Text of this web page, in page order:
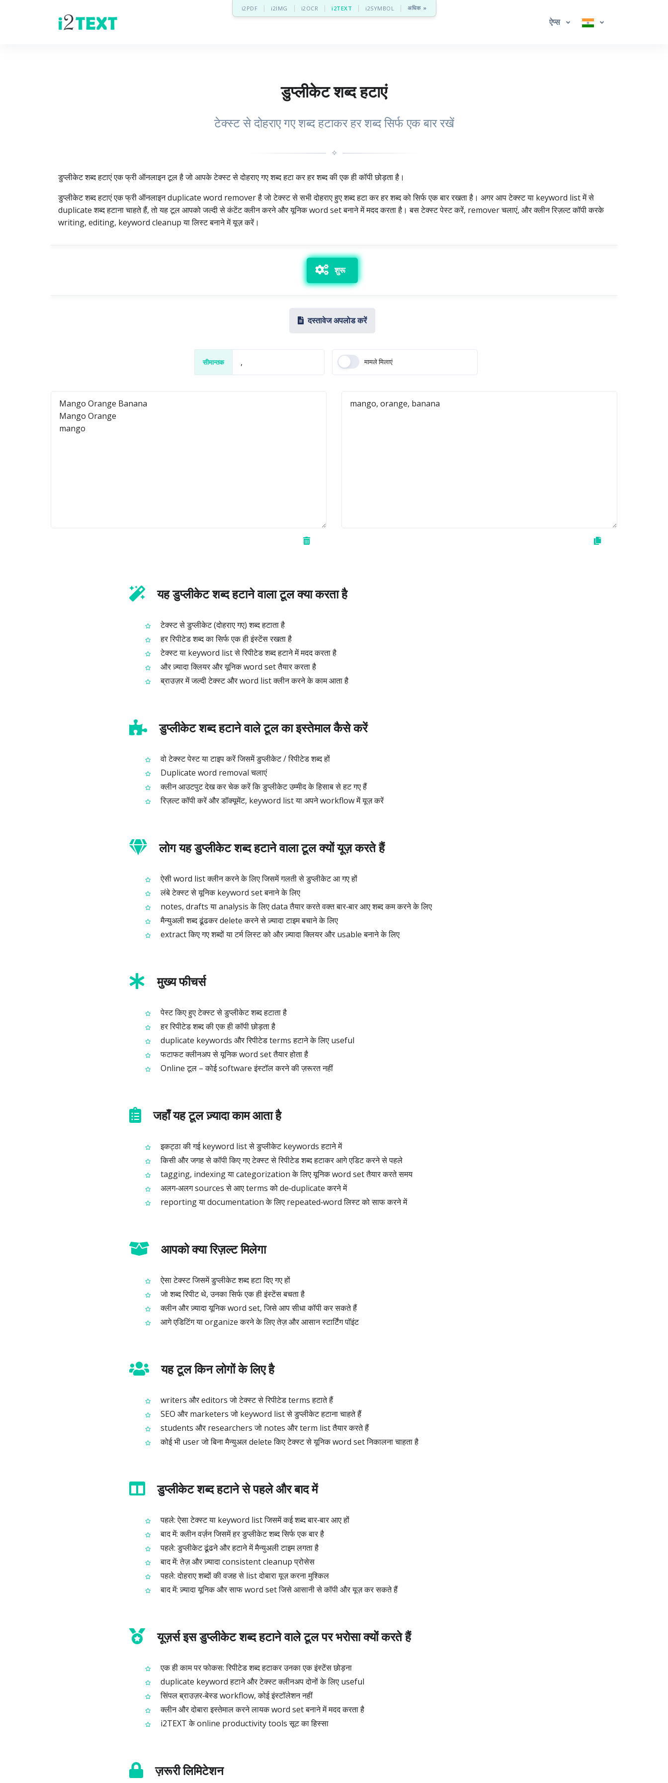
i2PDF i2IMG i2OCR i2TEXT i2SYMBOL अधिक »
ऐप्स
डुप्लीकेट शब्द हटाएं
टेक्स्ट से दोहराए गए शब्द हटाकर हर शब्द सिर्फ एक बार रखें
✧
डुप्लीकेट शब्द हटाएं एक फ्री ऑनलाइन टूल है जो आपके टेक्स्ट से दोहराए गए शब्द हटा कर हर शब्द की एक ही कॉपी छोड़ता है।
डुप्लीकेट शब्द हटाएं एक फ्री ऑनलाइन duplicate word remover है जो टेक्स्ट से सभी दोहराए हुए शब्द हटा कर हर शब्द को सिर्फ एक बार रखता है। अगर आप टेक्स्ट या keyword list में से
duplicate शब्द हटाना चाहते हैं, तो यह टूल आपको जल्दी से कंटेंट क्लीन करने और यूनिक word set बनाने में मदद करता है। बस टेक्स्ट पेस्ट करें, remover चलाएं, और क्लीन रिज़ल्ट कॉपी करके
writing, editing, keyword cleanup या लिस्ट बनाने में यूज़ करें।
शुरू
दस्तावेज अपलोड करें
सीमान्तक मामले मिलाएं
यह डुप्लीकेट शब्द हटाने वाला टूल क्या करता है
टेक्स्ट से डुप्लीकेट (दोहराए गए) शब्द हटाता है
हर रिपीटेड शब्द का सिर्फ एक ही इंस्टेंस रखता है
टेक्स्ट या keyword list से रिपीटेड शब्द हटाने में मदद करता है
और ज़्यादा क्लियर और यूनिक word set तैयार करता है
ब्राउज़र में जल्दी टेक्स्ट और word list क्लीन करने के काम आता है
डुप्लीकेट शब्द हटाने वाले टूल का इस्तेमाल कैसे करें
वो टेक्स्ट पेस्ट या टाइप करें जिसमें डुप्लीकेट / रिपीटेड शब्द हों
Duplicate word removal चलाएं
क्लीन आउटपुट देख कर चेक करें कि डुप्लीकेट उम्मीद के हिसाब से हट गए हैं
रिज़ल्ट कॉपी करें और डॉक्यूमेंट, keyword list या अपने workflow में यूज़ करें
लोग यह डुप्लीकेट शब्द हटाने वाला टूल क्यों यूज़ करते हैं
ऐसी word list क्लीन करने के लिए जिसमें गलती से डुप्लीकेट आ गए हों
लंबे टेक्स्ट से यूनिक keyword set बनाने के लिए
notes, drafts या analysis के लिए data तैयार करते वक्त बार‑बार आए शब्द कम करने के लिए
मैन्युअली शब्द ढूंढकर delete करने से ज़्यादा टाइम बचाने के लिए
extract किए गए शब्दों या टर्म लिस्ट को और ज़्यादा क्लियर और usable बनाने के लिए
मुख्य फीचर्स
पेस्ट किए हुए टेक्स्ट से डुप्लीकेट शब्द हटाता है
हर रिपीटेड शब्द की एक ही कॉपी छोड़ता है
duplicate keywords और रिपीटेड terms हटाने के लिए useful
फटाफट क्लीनअप से यूनिक word set तैयार होता है
Online टूल – कोई software इंस्टॉल करने की ज़रूरत नहीं
जहाँ यह टूल ज़्यादा काम आता है
इकट्ठा की गई keyword list से डुप्लीकेट keywords हटाने में
किसी और जगह से कॉपी किए गए टेक्स्ट से रिपीटेड शब्द हटाकर आगे एडिट करने से पहले
tagging, indexing या categorization के लिए यूनिक word set तैयार करते समय
अलग‑अलग sources से आए terms को de‑duplicate करने में
reporting या documentation के लिए repeated‑word लिस्ट को साफ करने में
आपको क्या रिज़ल्ट मिलेगा
ऐसा टेक्स्ट जिसमें डुप्लीकेट शब्द हटा दिए गए हों
जो शब्द रिपीट थे, उनका सिर्फ एक ही इंस्टेंस बचता है
क्लीन और ज़्यादा यूनिक word set, जिसे आप सीधा कॉपी कर सकते हैं
आगे एडिटिंग या organize करने के लिए तेज़ और आसान स्टार्टिंग पॉइंट
यह टूल किन लोगों के लिए है
writers और editors जो टेक्स्ट से रिपीटेड terms हटाते हैं
SEO और marketers जो keyword list से डुप्लीकेट हटाना चाहते हैं
students और researchers जो notes और term list तैयार करते हैं
कोई भी user जो बिना मैन्युअल delete किए टेक्स्ट से यूनिक word set निकालना चाहता है
डुप्लीकेट शब्द हटाने से पहले और बाद में
पहले: ऐसा टेक्स्ट या keyword list जिसमें कई शब्द बार‑बार आए हों
बाद में: क्लीन वर्ज़न जिसमें हर डुप्लीकेट शब्द सिर्फ एक बार है
पहले: डुप्लीकेट ढूंढने और हटाने में मैन्युअली टाइम लगता है
बाद में: तेज़ और ज़्यादा consistent cleanup प्रोसेस
पहले: दोहराए शब्दों की वजह से list दोबारा यूज़ करना मुश्किल
बाद में: ज़्यादा यूनिक और साफ word set जिसे आसानी से कॉपी और यूज़ कर सकते हैं
यूज़र्स इस डुप्लीकेट शब्द हटाने वाले टूल पर भरोसा क्यों करते हैं
एक ही काम पर फोकस: रिपीटेड शब्द हटाकर उनका एक इंस्टेंस छोड़ना
duplicate keyword हटाने और टेक्स्ट क्लीनअप दोनों के लिए useful
सिंपल ब्राउज़र‑बेस्ड workflow, कोई इंस्टॉलेशन नहीं
क्लीन और दोबारा इस्तेमाल करने लायक word set बनाने में मदद करता है
i2TEXT के online productivity tools सूट का हिस्सा
ज़रूरी लिमिटेशन